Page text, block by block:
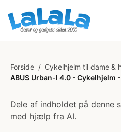
Forside / Cykelhjelm til dame &
ABUS Urban-I 4.0 - Cykelhjelm
Dele af indholdet på denne
med hjælp fra AI.